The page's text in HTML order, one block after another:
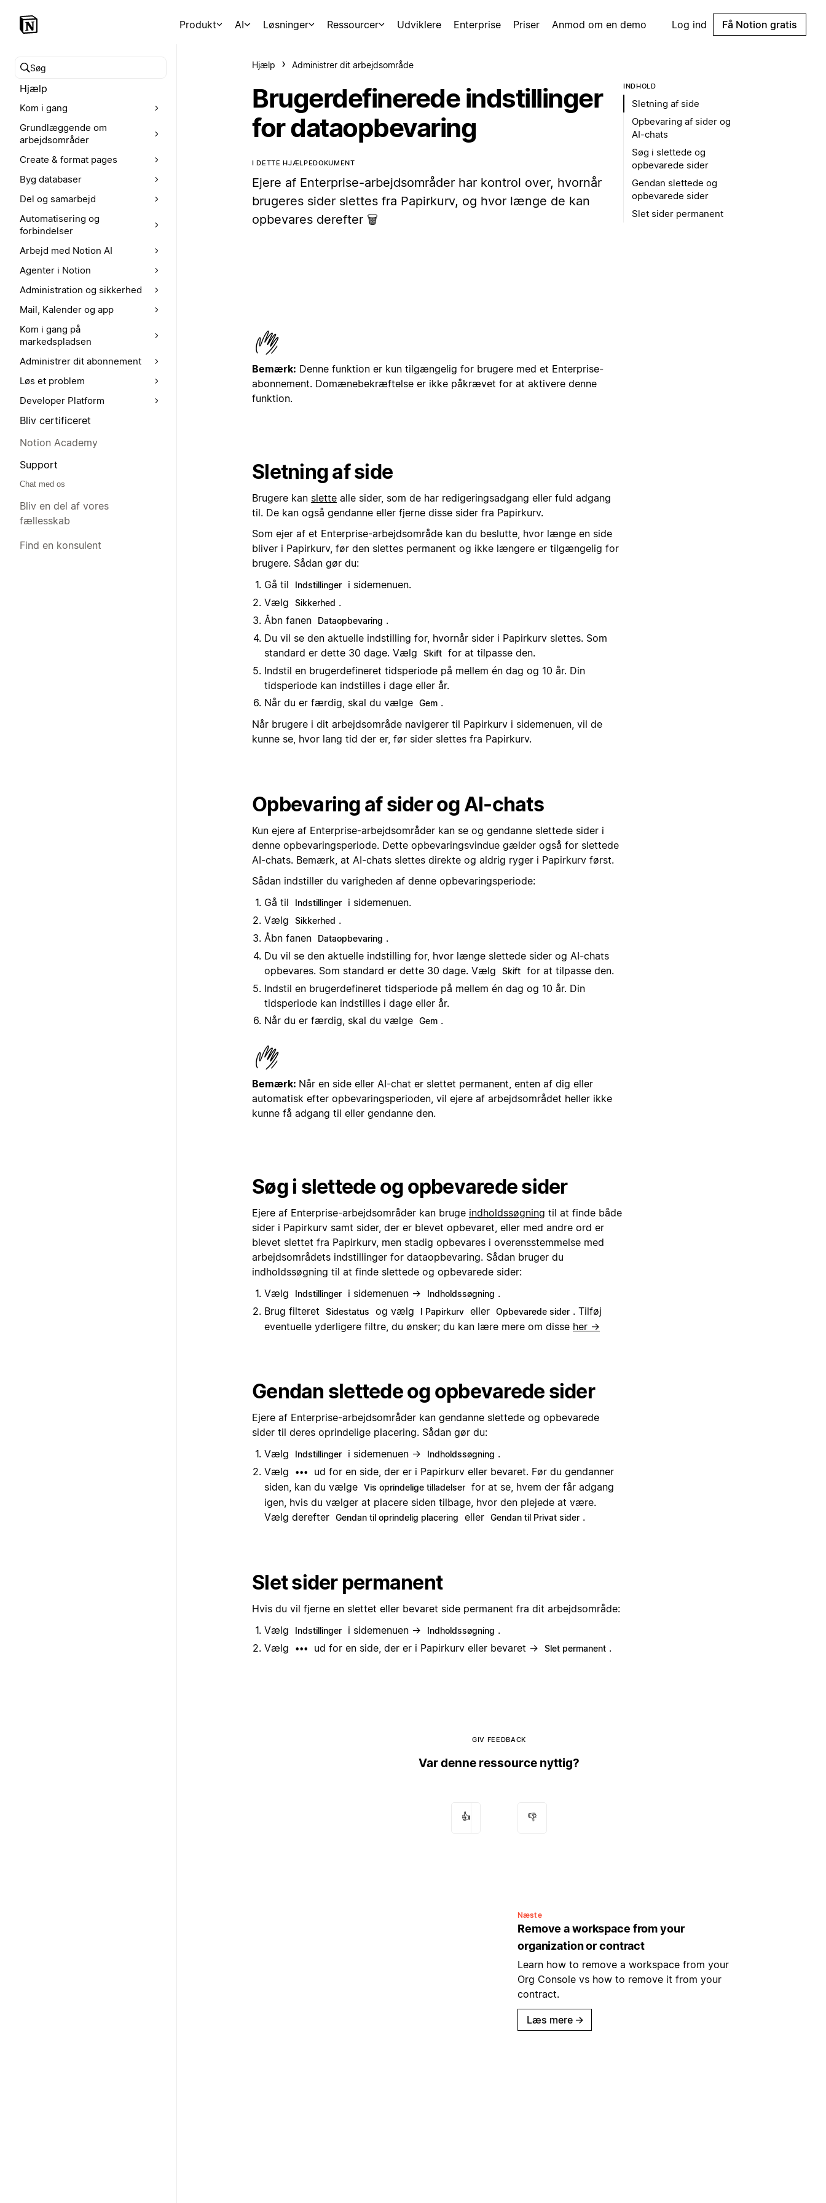
Produkt AI Løsninger Ressourcer Udviklere Enterprise Priser Anmod om en demo Log ind Få Notion gratis
Søg i hjælpecenteret
Hjælp
Kom i gang
Grundlæggende om
arbejdsområder
Create & format pages
Byg databaser
Del og samarbejd
Automatisering og
forbindelser
Arbejd med Notion AI
Agenter i Notion
Administration og sikkerhed
Mail, Kalender og app
Kom i gang på
markedspladsen
Administrer dit abonnement
Løs et problem
Developer Platform
Bliv certificeret
Notion Academy
Support
Chat med os
Bliv en del af vores
fællesskab
Find en konsulent
Hjælp Administrer dit arbejdsområde
Brugerdefinerede indstillinger
for dataopbevaring
I DETTE HJÆLPEDOKUMENT
Ejere af Enterprise-arbejdsområder har kontrol over, hvornår
brugeres sider slettes fra Papirkurv, og hvor længe de kan
opbevares derefter 🗑️
Bemærk: Denne funktion er kun tilgængelig for brugere med et Enterprise-
abonnement. Domænebekræftelse er ikke påkrævet for at aktivere denne
funktion.
Sletning af side
Brugere kan slette alle sider, som de har redigeringsadgang eller fuld adgang
til. De kan også gendanne eller fjerne disse sider fra Papirkurv.
Som ejer af et Enterprise-arbejdsområde kan du beslutte, hvor længe en side
bliver i Papirkurv, før den slettes permanent og ikke længere er tilgængelig for
brugere. Sådan gør du:
Gå til
Indstillinger
i sidemenuen.
Vælg
Sikkerhed .
Åbn fanen
Dataopbevaring .
Du vil se den aktuelle indstilling for, hvornår sider i Papirkurv slettes. Som
standard er dette 30 dage. Vælg
Skift for at tilpasse den.
Indstil en brugerdefineret tidsperiode på mellem én dag og 10 år. Din
tidsperiode kan indstilles i dage eller år.
Når du er færdig, skal du vælge Gem .
Når brugere i dit arbejdsområde navigerer til Papirkurv i sidemenuen, vil de
kunne se, hvor lang tid der er, før sider slettes fra Papirkurv.
Opbevaring af sider og AI-chats
Kun ejere af Enterprise-arbejdsområder kan se og gendanne slettede sider i
denne opbevaringsperiode. Dette opbevaringsvindue gælder også for slettede
AI-chats. Bemærk, at AI-chats slettes direkte og aldrig ryger i Papirkurv først.
Sådan indstiller du varigheden af denne opbevaringsperiode:
Gå til
Indstillinger
i sidemenuen.
Vælg
Sikkerhed .
Åbn fanen
Dataopbevaring .
Du vil se den aktuelle indstilling for, hvor længe slettede sider og AI-chats
opbevares. Som standard er dette 30 dage. Vælg
Skift for at tilpasse den.
Indstil en brugerdefineret tidsperiode på mellem én dag og 10 år. Din
tidsperiode kan indstilles i dage eller år.
Når du er færdig, skal du vælge Gem .
Bemærk: Når en side eller AI-chat er slettet permanent, enten af dig eller
automatisk efter opbevaringsperioden, vil ejere af arbejdsområdet heller ikke
kunne få adgang til eller gendanne den.
Søg i slettede og opbevarede sider
Ejere af Enterprise-arbejdsområder kan bruge indholdssøgning til at finde både
sider i Papirkurv samt sider, der er blevet opbevaret, eller med andre ord er
blevet slettet fra Papirkurv, men stadig opbevares i overensstemmelse med
arbejdsområdets indstillinger for dataopbevaring. Sådan bruger du
indholdssøgning til at finde slettede og opbevarede sider:
Vælg
Indstillinger i sidemenuen → Indholdssøgning .
Brug filteret
Sidestatus og vælg I Papirkurv eller Opbevarede sider . Tilføj
eventuelle yderligere filtre, du ønsker; du kan lære mere om disse her →
Gendan slettede og opbevarede sider
Ejere af Enterprise-arbejdsområder kan gendanne slettede og opbevarede
sider til deres oprindelige placering. Sådan gør du:
Vælg
Indstillinger i sidemenuen → Indholdssøgning .
Vælg
•••
ud for en side, der er i Papirkurv eller bevaret. Før du gendanner
siden, kan du vælge Vis oprindelige tilladelser for at se, hvem der får adgang
igen, hvis du vælger at placere siden tilbage, hvor den plejede at være.
Vælg derefter Gendan til oprindelig placering eller Gendan til Privat sider .
Slet sider permanent
Hvis du vil fjerne en slettet eller bevaret side permanent fra dit arbejdsområde:
Vælg
Indstillinger i sidemenuen → Indholdssøgning .
Vælg
••• ud for en side, der er i Papirkurv eller bevaret → Slet permanent .
INDHOLD
Sletning af side
Opbevaring af sider og
AI-chats
Søg i slettede og
opbevarede sider
Gendan slettede og
opbevarede sider
Slet sider permanent
GIV FEEDBACK
Var denne ressource nyttig?
👍 👎
Næste
Remove a workspace from your
organization or contract
Learn how to remove a workspace from your
Org Console vs how to remove it from your
contract.
Læs mere →